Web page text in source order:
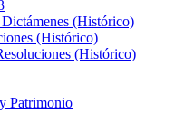
(Histórico)
(Histórico)
(Histórico)
Patrimonio